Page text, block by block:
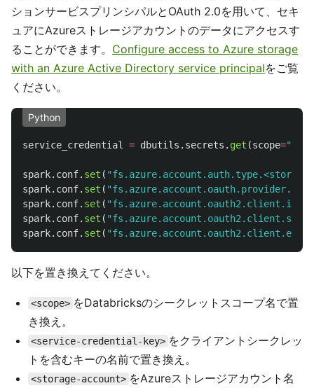
ションサービスプリンシパルとOAuth 2.0を用いて、セキ
ュアにAzureストレージアカウントのデータにアクセスす
ることができます。 Configure access to Azure storage
with an Azure Active Directory service principalをご覧
ください。
Python
service_credential = dbutils . secrets . get (scope="
spark. conf. set ( "
spark. conf. set ( "
spark. conf. set ( "
spark. conf. set ( "
spark. conf. set ( "
以下を置き換えてください。
<scope> をDatabricksのシークレットスコープ名で置
き換え。
<service-credential-key> をクライアントシークレッ
トを含むキーの名前で置き換え。
<storage-account> をAzureストレージアカウント名